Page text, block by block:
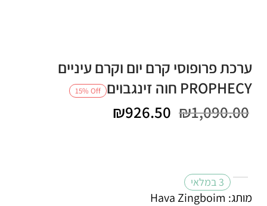
ערכת פרופוסי קרם יום וקרם עיניים
PROPHECY חוה זינגבוים
15% Off
₪1,090.00
המחיר ₪926.50
3 במלאי
מותג: Hava Zingboim